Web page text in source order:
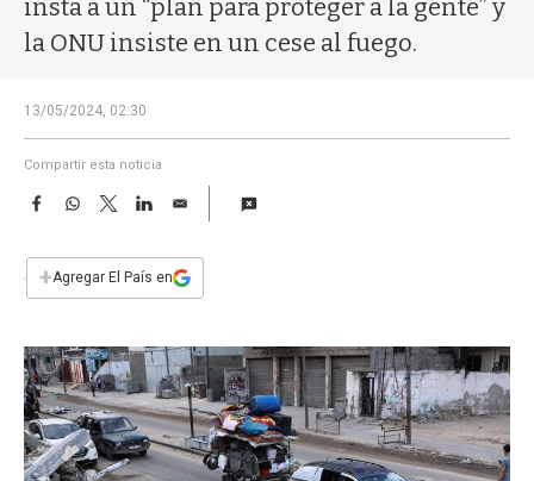
insta a un “plan para proteger a la gente” y
la ONU insiste en un cese al fuego.
13/05/2024, 02:30
Compartir esta noticia
F
e
b
k
W
s
p
T
w
t
L
n
E
i
l
+Agregar El País en